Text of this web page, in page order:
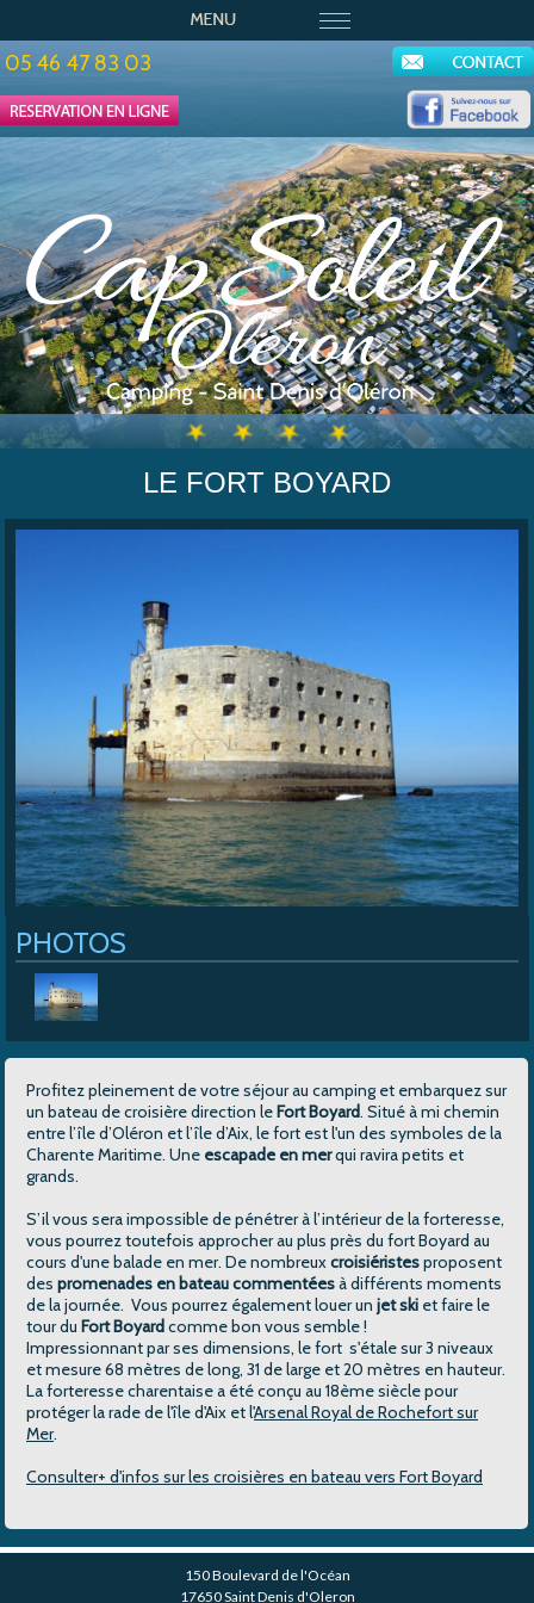
05 46 47 83 03
LE FORT BOYARD
PHOTOS
Profitez pleinement de votre séjour au camping et embarquez sur
un bateau de croisière direction leFort Boyard. Situé à mi chemin
entre l’île d’Oléron et l’île d’Aix, le fort est l'un des symboles de la
Charente Maritime. Une escapade en merqui ravira petits et
grands.
S’il vous sera impossible de pénétrer à l’intérieur de la forteresse,
vous pourrez toutefois approcher au plus près du fort Boyard au
cours d'une balade en mer. De nombreuxcroisiéristesproposent
despromenades en bateau commentéesà différents moments
de la journée. Vous pourrez également louer un jet ski et faire le
tour duFort Boyardcomme bon vous semble !
Impressionnant par ses dimensions, le fort s'étale sur 3 niveaux
et mesure 68 mètres de long, 31 de large et 20 mètres en hauteur.
La forteresse charentaise a été conçu au 18èmesiècle pour
protéger la rade de l'île d'Aix et l'Arsenal Royal de Rochefort sur
Mer.
Consulter+ d'infos sur les croisières en bateau vers Fort Boyard
150 Boulevard de l'Océan
17650 Saint Denis d'Oleron